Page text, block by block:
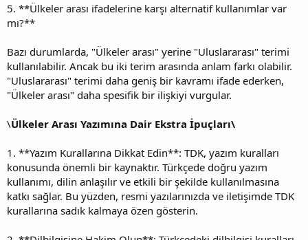
5. **Ülkeler arası ifadelerine karşı alternatif kullanımlar var
mı?**
Bazı durumlarda, "Ülkeler arası" yerine "Uluslararası" terimi
kullanılabilir. Ancak bu iki terim arasında anlam farkı olabilir.
"Uluslararası" terimi daha geniş bir kavramı ifade ederken,
"Ülkeler arası" daha spesifik bir ilişkiyi vurgular.
\Ülkeler Arası Yazımına Dair Ekstra İpuçları\
1. **Yazım Kurallarına Dikkat Edin**: TDK, yazım kuralları
konusunda önemli bir kaynaktır. Türkçede doğru yazım
kullanımı, dilin anlaşılır ve etkili bir şekilde kullanılmasına
katkı sağlar. Bu yüzden, resmi yazılarınızda ve iletişimde TDK
kurallarına sadık kalmaya özen gösterin.